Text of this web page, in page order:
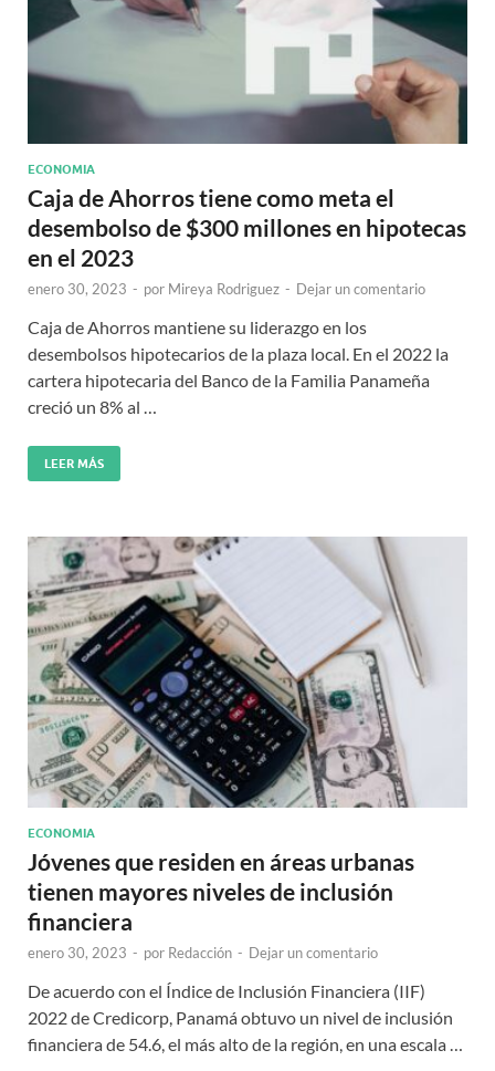
ECONOMIA
Caja de Ahorros tiene como meta el
desembolso de $300 millones en hipotecas
en el 2023
enero 30, 2023 - por Mireya Rodriguez - Dejar un comentario
Caja de Ahorros mantiene su liderazgo en los
desembolsos hipotecarios de la plaza local. En el 2022 la
cartera hipotecaria del Banco de la Familia Panameña
creció un 8% al …
LEER MÁS
ECONOMIA
Jóvenes que residen en áreas urbanas
tienen mayores niveles de inclusión
financiera
enero 30, 2023 - por Redacción - Dejar un comentario
De acuerdo con el Índice de Inclusión Financiera (IIF)
2022 de Credicorp, Panamá obtuvo un nivel de inclusión
financiera de 54.6, el más alto de la región, en una escala …